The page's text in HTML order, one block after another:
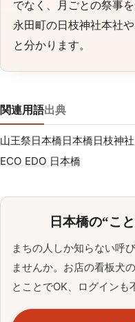
でなく、月ごとの祭事
永田町の日枝神社本社
と分かります。
関連用語出典
山王祭日本橋日本橋日枝神社
ECO EDO 日本橋
日本橋の“こ
まちの人しか知らない呼
ませんか。お店の看板犬
とことでOK、ログインも